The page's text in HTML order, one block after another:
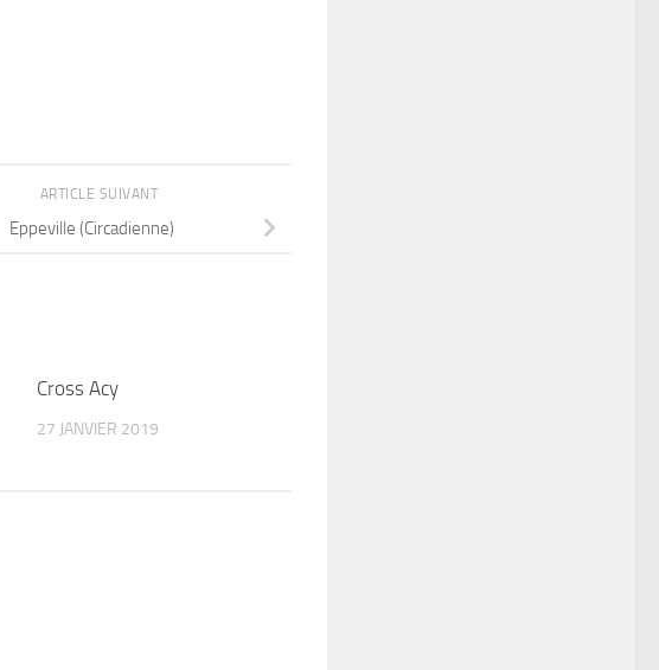
ARTICLE SUIVANT
Eppeville (Circadienne)
Cross Acy
27 JANVIER 2019